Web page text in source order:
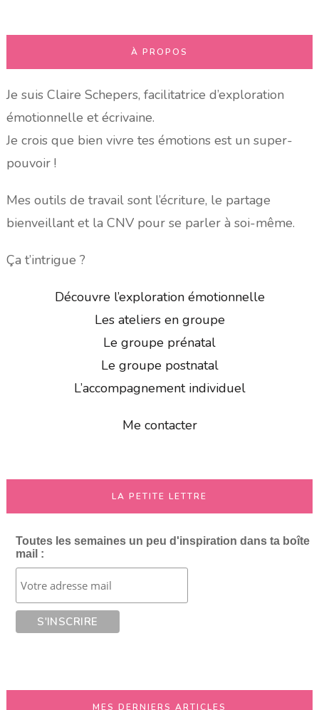
À PROPOS
Je suis Claire Schepers, facilitatrice d’exploration
émotionnelle et écrivaine.
Je crois que bien vivre tes émotions est un super-
pouvoir !
Mes outils de travail sont l’écriture, le partage
bienveillant et la CNV pour se parler à soi-même.
Ça t’intrigue ?
Découvre l’exploration émotionnelle
Les ateliers en groupe
Le groupe prénatal
Le groupe postnatal
L’accompagnement individuel
Me contacter
LA PETITE LETTRE
Toutes les semaines un peu d'inspiration dans ta boîte
mail :
MES DERNIERS ARTICLES